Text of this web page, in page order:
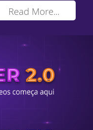
Read More...